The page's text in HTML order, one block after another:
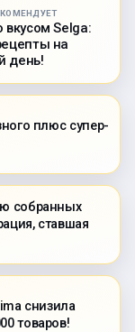
вкусом Selga:
на
день!
плюс супер-
собранных
ставшая
снизила
товаров!